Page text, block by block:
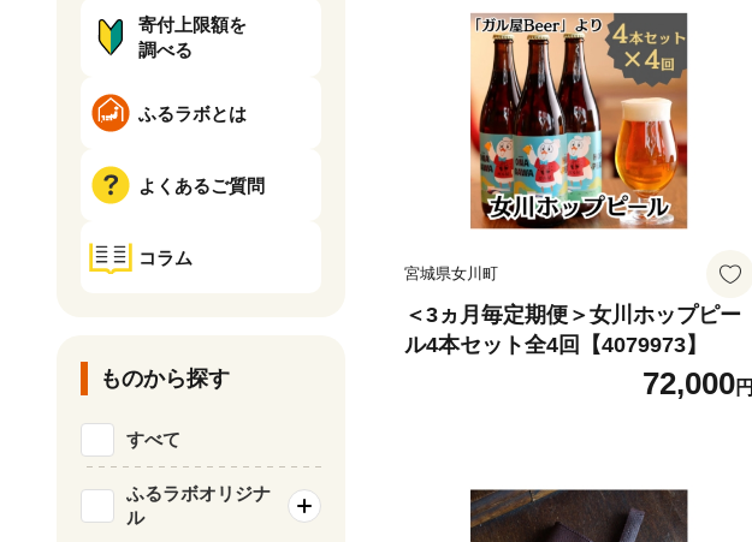
宮城県女川町
＜3ヵ月毎定期便＞女川ホップピー
ル4本セット全4回【4079973】
72,000円
寄付上限額を
調べる
ふるラボとは
よくあるご質問
コラム
ものから探す
すべて
ふるラボオリジナ
ル